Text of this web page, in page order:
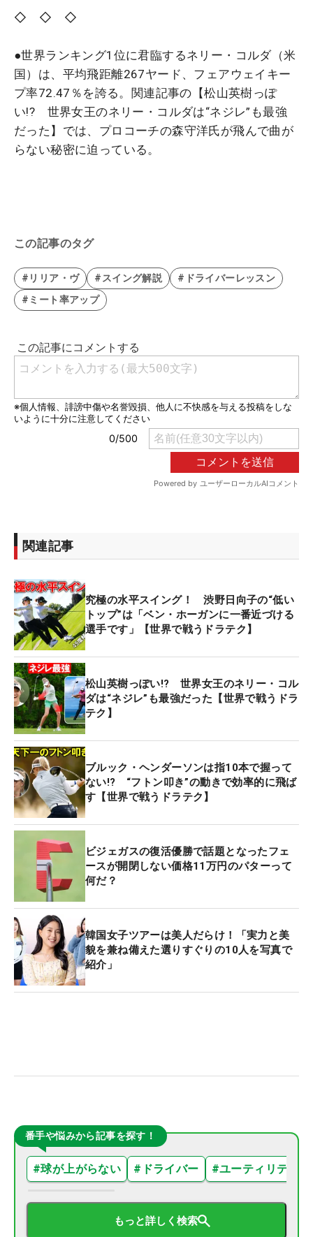
◇ ◇ ◇
●世界ランキング1位に君臨するネリー・コルダ（米
国）は、平均飛距離267ヤード、フェアウェイキー
プ率72.47％を誇る。関連記事の【松山英樹っぽ
い!? 世界女王のネリー・コルダは“ネジレ”も最強
だった】では、プロコーチの森守洋氏が飛んで曲が
らない秘密に迫っている。
この記事のタグ
#リリア・ヴ #スイング解説
#ドライバーレッスン
#ミート率アップ
関連記事
究極の水平スイング！ 渋野日向子の“低い
トップ”は「ベン・ホーガンに一番近づける
選手です」【世界で戦うドラテク】
松山英樹っぽい!? 世界女王のネリー・コル
ダは“ネジレ”も最強だった【世界で戦うドラ
テク】
ブルック・ヘンダーソンは指10本で握って
ない!? “フトン叩き”の動きで効率的に飛ば
す【世界で戦うドラテク】
ビジェガスの復活優勝で話題となったフェ
ースが開閉しない価格11万円のパターって
何だ？
韓国女子ツアーは美人だらけ！「実力と美
貌を兼ね備えた選りすぐりの10人を写真で
紹介」
番手や悩みから記事を探す！
#球が上がらない # ドライバー #ユーティリティ
もっと詳しく検索